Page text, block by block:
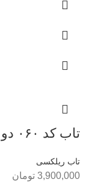
تاب کد ۰۶۰ دو نفره
تاب ریلکسی
3,900,000 تومان